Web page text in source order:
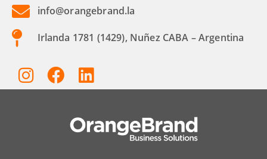
info@orangebrand.la
Irlanda 1781 (1429), Nuñez CABA – Argentina